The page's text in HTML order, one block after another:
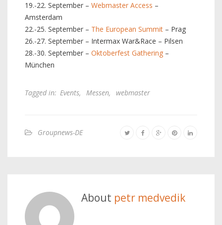
19.-22. September – Webmaster Access –
Amsterdam
22.-25. September – The European Summit – Prag
26.-27. September – Intermax War&Race – Pilsen
28.-30. September – Oktoberfest Gathering –
München
Tagged in: Events, Messen, webmaster
Groupnews-DE
About petr medvedik